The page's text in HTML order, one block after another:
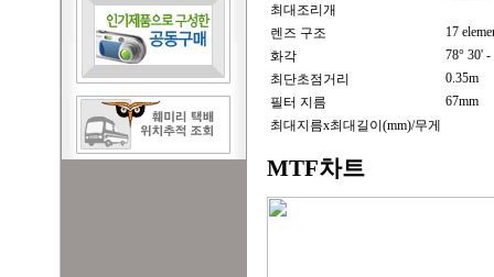
최대조리개
렌즈 구조
17
화각
78° 30' -
최단초점거리
0.35m
필터 지름
67mm
최대지름x최대길이(mm)/무게
MTF차트